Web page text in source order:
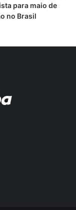
para maio de
no Brasil